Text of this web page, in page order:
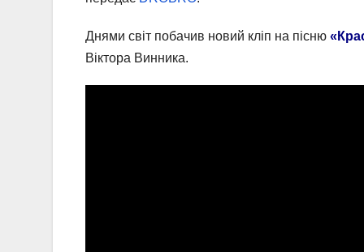
Днями світ побачив новий кліп на пісню
Віктора Винника.